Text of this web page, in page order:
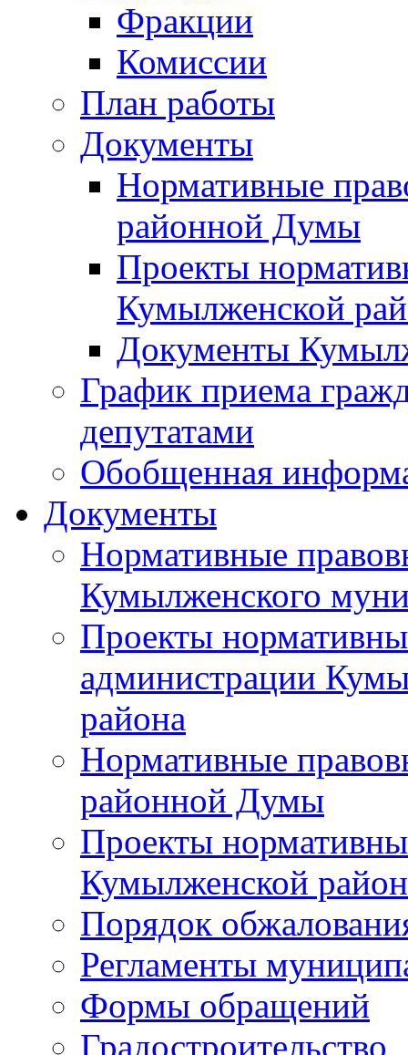
Фракции
Комиссии
План работы
Документы
Нормативные
районной Думы
Проекты
Кумылженской
Документы
График приема
депутатами
Обобщенная
Документы
Нормативные
Кумылженского
Проекты
администрации
района
Нормативные
районной Думы
Проекты
Кумылженской
Порядок
Регламенты
Формы обращений
Градостроительство